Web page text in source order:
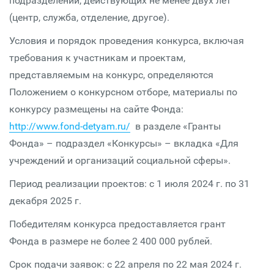
(центр, служба, отделение, другое).
Условия и порядок проведения конкурса, включая
требования к участникам и проектам,
представляемым на конкурс, определяются
Положением о конкурсном отборе, материалы по
конкурсу размещены на сайте Фонда:
http://www.fond-detyam.ru/ в разделе «Гранты
Фонда» – подраздел «Конкурсы» – вкладка «Для
учреждений и организаций социальной сферы».
Период реализации проектов: с 1 июля 2024 г. по 31
декабря 2025 г.
Победителям конкурса предоставляется грант
Фонда в размере не более 2 400 000 рублей.
Срок подачи заявок: с 22 апреля по 22 мая 2024 г.